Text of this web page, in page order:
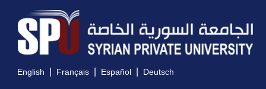
English | Français | Español | Deutsch